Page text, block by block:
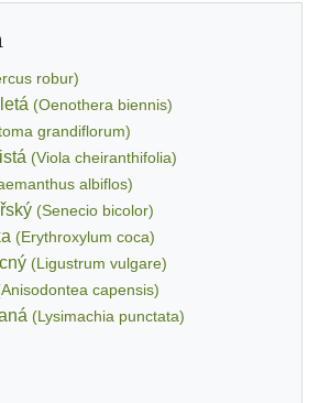
robur)
(Oenothera biennis)
grandiflorum)
(Viola cheiranthifolia)
albiflos)
(Senecio bicolor)
(Erythroxylum coca)
(Ligustrum vulgare)
capensis)
(Lysimachia punctata)